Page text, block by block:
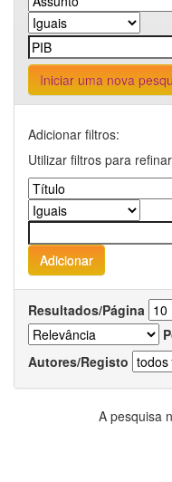
Iniciar uma nova
Adicionar filtros:
Utilizar filtros para
Resultados/Página
Autores/Registo
A pesquisa